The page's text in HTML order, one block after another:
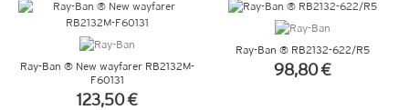
Ray-Ban ® New wayfarer RB2132M-
F60131
123,50 €
Ray-Ban ® RB2132-622/R5
98,80 €